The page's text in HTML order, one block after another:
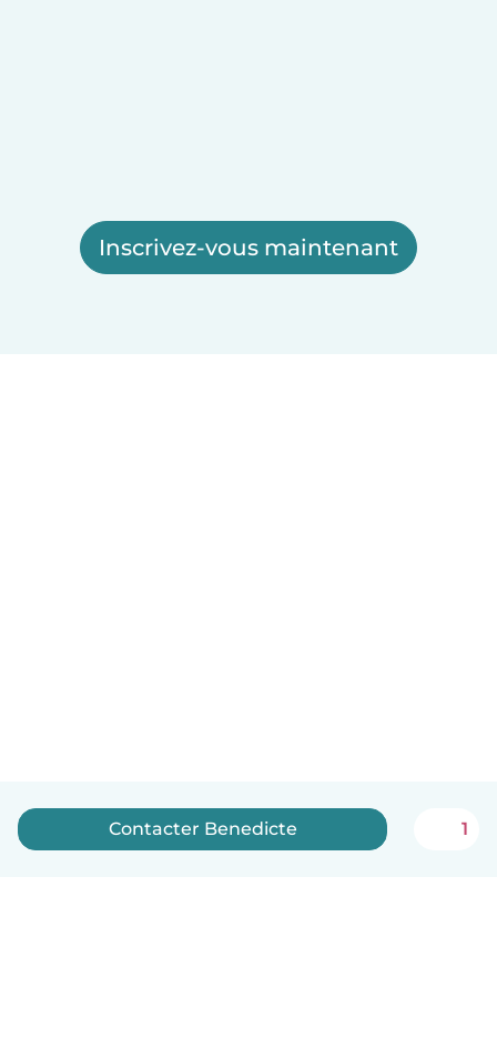
Inscrivez-vous maintenant
Contacter Benedicte 1